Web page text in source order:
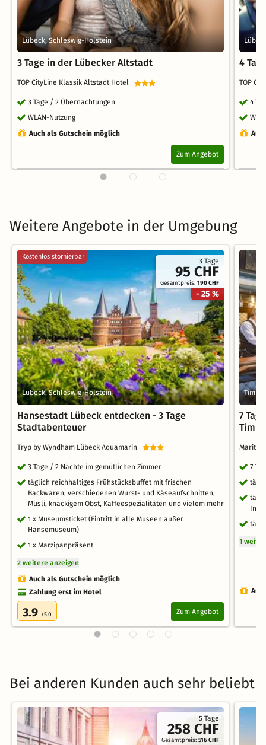
Lübeck, Schleswig-Holstein
3 Tage in der Lübecker Altstadt
TOP CityLine Klassik Altstadt Hotel
3 Tage / 2 Übernachtungen
WLAN-Nutzung
Auch als Gutschein möglich
Zum Angebot
4
TOP
4
Weitere Angebote in der Umgebung
3 Tage
95 CHF
Gesamtpreis:190 CHF
- 25 %
Kostenlos stornierbar
Lübeck, Schleswig-Holstein
Hansestadt Lübeck entdecken - 3 Tage
Stadtabenteuer
Tryp by Wyndham Lübeck Aquamarin
3 Tage / 2 Nächte im gemütlichen Zimmer
täglich reichhaltiges Frühstücksbuffet mit frischen
Backwaren, verschiedenen Wurst- und Käseaufschnitten,
Müsli, knackigem Obst, Kaffeespezialitäten und vielem mehr
1 x Museumsticket (Eintritt in alle Museen außer
Hansemuseum)
1 x Marzipanpräsent
2 weitere anzeigen
Auch als Gutschein möglich
Zahlung erst im Hotel
3.9 /5.0 Zum Angebot
7
7
1
Bei anderen Kunden auch sehr beliebt
5 Tage
258 CHF
Gesamtpreis:516 CHF